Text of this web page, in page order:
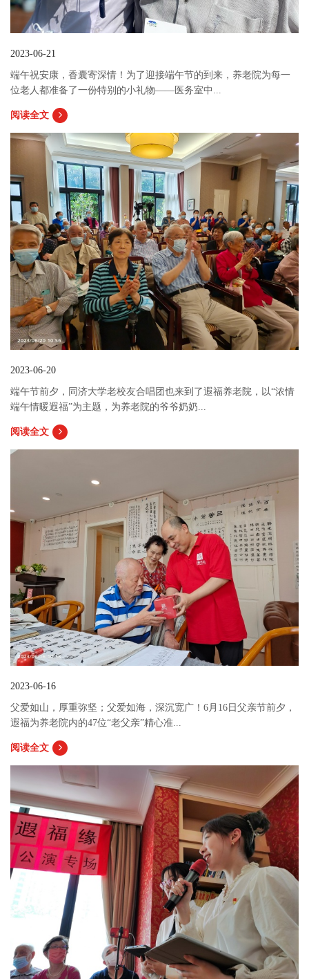
2023-06-21
端午祝安康，香囊寄深情！为了迎接端午节的到来，养老院为每一
位老人都准备了一份特别的小礼物——医务室中...
阅读全文
2023-06-20
端午节前夕，同济大学老校友合唱团也来到了遐福养老院，以“浓情
端午情暖遐福”为主题，为养老院的爷爷奶奶...
阅读全文
2023-06-16
父爱如山，厚重弥坚；父爱如海，深沉宽广！6月16日父亲节前夕，
遐福为养老院内的47位“老父亲”精心准...
阅读全文